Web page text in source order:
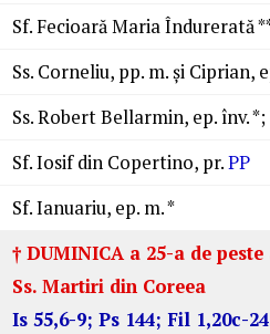
Sf. Fecioară Maria Îndurerată
Ss. Corneliu, pp. m. şi Ciprian,
Ss. Robert Bellarmin, ep. înv.
Sf. Iosif din Copertino, pr.PP
Sf. Ianuariu, ep. m. *
† DUMINICA a 25-a de peste
Ss. Martiri din Coreea
Is 55,6-9; Ps 144; Fil 1,20c-